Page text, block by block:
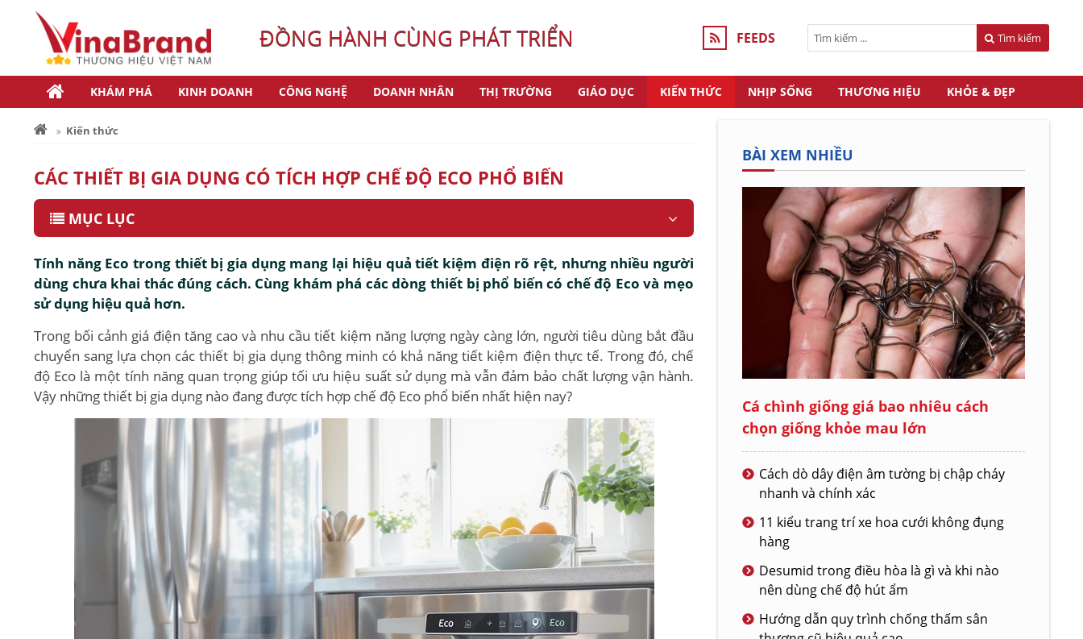
ĐỒNG HÀNH CÙNG PHÁT TRIỂN FEEDS Tìm kiếm
KHÁM PHÁ KINH DOANH CÔNG NGHỆ DOANH NHÂN THỊ TRƯỜNG GIÁO DỤC KIẾN THỨC NHỊP SỐNG THƯƠNG HIỆU KHỎE & ĐẸP
Kiến thức
CÁC THIẾT BỊ GIA DỤNG CÓ TÍCH HỢP CHẾ ĐỘ ECO PHỔ BIẾN
MỤC LỤC
Tính năng Eco trong thiết bị gia dụng mang lại hiệu quả tiết kiệm điện rõ rệt, nhưng nhiều người
dùng chưa khai thác đúng cách. Cùng khám phá các dòng thiết bị phổ biến có chế độ Eco và mẹo
sử dụng hiệu quả hơn.
Trong bối cảnh giá điện tăng cao và nhu cầu tiết kiệm năng lượng ngày càng lớn, người tiêu dùng bắt đầu
chuyển sang lựa chọn các thiết bị gia dụng thông minh có khả năng tiết kiệm điện thực tế. Trong đó, chế
độ Eco là một tính năng quan trọng giúp tối ưu hiệu suất sử dụng mà vẫn đảm bảo chất lượng vận hành.
Vậy những thiết bị gia dụng nào đang được tích hợp chế độ Eco phổ biến nhất hiện nay?
BÀI XEM NHIỀU
Cá chình giống giá bao nhiêu cách
chọn giống khỏe mau lớn
Cách dò dây điện âm tường bị chập cháy
nhanh và chính xác
11 kiểu trang trí xe hoa cưới không đụng
hàng
Desumid trong điều hòa là gì và khi nào
nên dùng chế độ hút ẩm
Hướng dẫn quy trình chống thấm sân